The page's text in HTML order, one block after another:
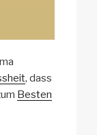
, dass
Besten